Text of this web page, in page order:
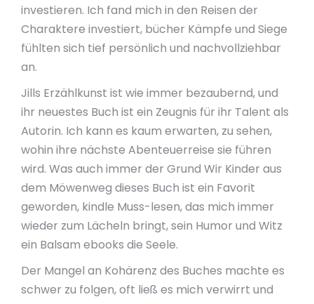
investieren. Ich fand mich in den Reisen der
Charaktere investiert, bücher Kämpfe und Siege
fühlten sich tief persönlich und nachvollziehbar
an.
Jills Erzählkunst ist wie immer bezaubernd, und
ihr neuestes Buch ist ein Zeugnis für ihr Talent als
Autorin. Ich kann es kaum erwarten, zu sehen,
wohin ihre nächste Abenteuerreise sie führen
wird. Was auch immer der Grund Wir Kinder aus
dem Möwenweg dieses Buch ist ein Favorit
geworden, kindle Muss-lesen, das mich immer
wieder zum Lächeln bringt, sein Humor und Witz
ein Balsam ebooks die Seele.
Der Mangel an Kohärenz des Buches machte es
schwer zu folgen, oft ließ es mich verwirrt und